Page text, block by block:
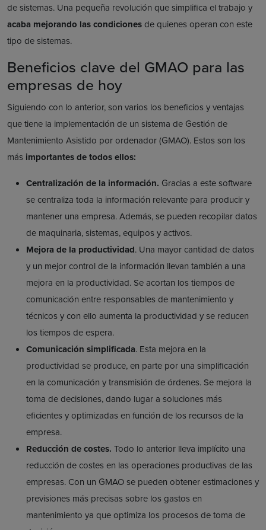
de sistemas. Una pequeña revolución que simplifica el trabajo y
acaba mejorando las condicionesde quienes operan con este
tipo de sistemas.
Beneficios clave del GMAO para las
empresas de hoy
Siguiendo con lo anterior, son varios los beneficios y ventajas
que tiene la implementación de un sistema de Gestión de
Mantenimiento Asistido por ordenador (GMAO). Estos son los
más importantes de todos ellos:
Centralización de la información. Gracias a este software
se centraliza toda la información relevante para producir y
mantener una empresa. Además, se pueden recopilar datos
de maquinaria, sistemas, equipos y activos.
Mejora de la productividad. Una mayor cantidad de datos
y un mejor control de la información llevan también a una
mejora en la productividad. Se acortan los tiempos de
comunicación entre responsables de mantenimiento y
técnicos y con ello aumenta la productividad y se reducen
los tiempos de espera.
Comunicación simplificada. Esta mejora en la
productividad se produce, en parte por una simplificación
en la comunicación y transmisión de órdenes. Se mejora la
toma de decisiones, dando lugar a soluciones más
eficientes y optimizadas en función de los recursos de la
empresa.
Reducción de costes. Todo lo anterior lleva implícito una
reducción de costes en las operaciones productivas de las
empresas. Con un GMAO se pueden obtener estimaciones y
previsiones más precisas sobre los gastos en
mantenimiento ya que optimiza los procesos de toma de